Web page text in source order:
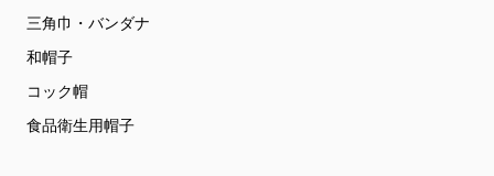
三角巾・バンダナ
和帽子
コック帽
食品衛生用帽子